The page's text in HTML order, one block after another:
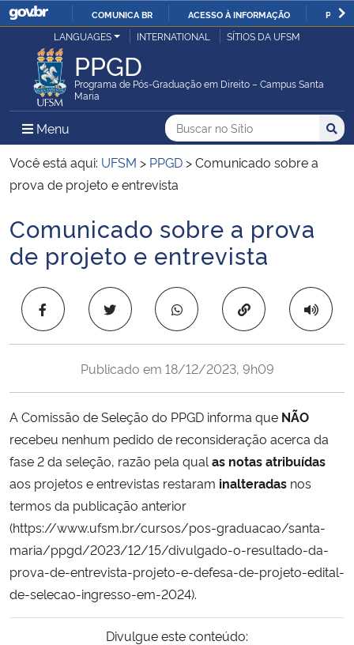
IR
O
COMUNICA BR ACESSO À INFORMAÇÃO
Ministério da Justiça e Segurança Pública
Ministério da Defesa
Ministério das Relações Exteriores
Ministério da Infraestrutura
Ministério da Educação
Ministério da Cidadania
Ministério de Minas e Energia
Ministério da Ciência, Tecnologia, Inovações e Comunicações
Ministério do Meio Ambiente
Ministério do Turismo
Ministério do Desenvolvimento Regional
LANGUAGES INTERNATIONAL SÍTIOS DA UFSM
PPGD
Programa de Pós-Graduação em Direito – Campus Santa
Maria
Menu Menu Principal do Sítio
Busca
Buscar no no Sítio
Busca:
Você está aqui: UFSM > PPGD >Comunicado sobre a
prova de projeto e entrevista
Início do conteúdo
Comunicado sobre a prova
de projeto e entrevista
Copiar para área
Publicado em 18/12/2023, 9h09
A Comissão de Seleção do PPGD informa que NÃO
recebeu nenhum pedido de reconsideração acerca da
fase 2 da seleção, razão pela qual as notas atribuídas
aos projetos e entrevistas restaram inalteradas nos
termos da publicação anterior
(https://www.ufsm.br/cursos/pos-graduacao/santa-
maria/ppgd/2023/12/15/divulgado-o-resultado-da-
prova-de-entrevista-projeto-e-defesa-de-projeto-edital-
de-selecao-ingresso-em-2024).
Divulgue este conteúdo: